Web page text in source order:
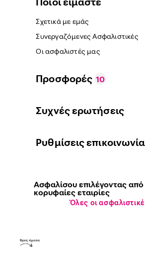
Σχετικά με εμάς
Συνεργαζόμενες Ασφαλιστικές
Οι ασφαλιστές μας
Προσφορές 10
Συχνές ερωτήσεις
Ρυθμίσεις
Ασφαλίσου επιλέγοντας
κορυφαίες εταιρίες
Όλες οι